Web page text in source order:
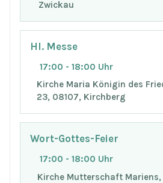
Zwickau
Hl. Messe
17:00 - 18:00 Uhr
Kirche Maria Königin des
23, 08107, Kirchberg
Wort-Gottes-Feier
17:00 - 18:00 Uhr
Kirche Mutterschaft Mariens,